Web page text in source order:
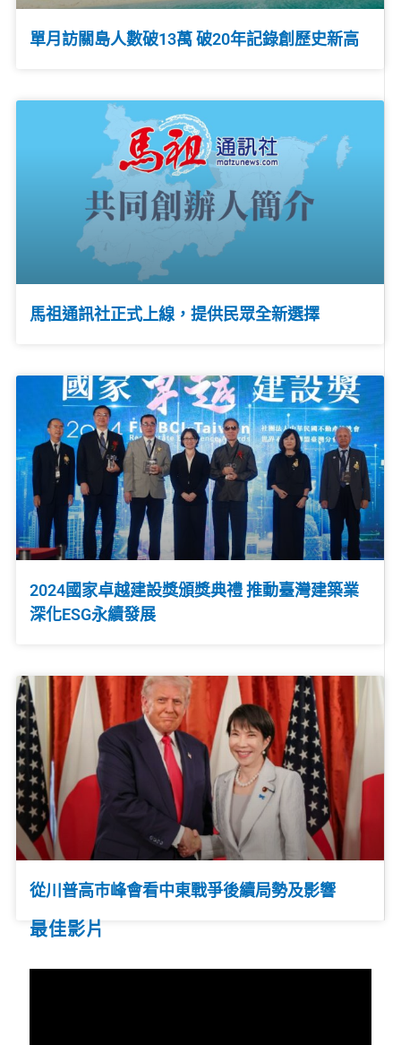
單月訪關島人數破13萬 破20年記錄創歷史新高
馬祖通訊社正式上線，提供民眾全新選擇
2024國家卓越建設獎頒獎典禮 推動臺灣建築業
深化ESG永續發展
從川普高巿峰會看中東戰爭後續局勢及影響
最佳影片